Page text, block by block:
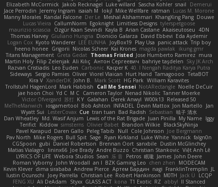
Elizabeth McCormick Jakob Recknagel Luke willard Sascha Kohler snail
Demerui
Jace Perrodin Jeremy Ingram isaiah M lokjl Mike Wellfare ratman Lucas M. Morone
Manny Morales Randal Falcone Der Le Meshal Alshammari KhangXing Pang Douwe
Lucas Vieira CallumNorm Egoknight Limitless Designs tylerspetgoose
maurizio sciascia
Özgür Kaan Sevindi Kayla B Arian Castane Akaiseutoseu 4DN
Thomas Harvey Giuliano Hungria Dionicio Galarza David Ebbevi Eda Aydemir
Logan Cox Kyoto Wanderer LEE EUNHA JoyBox19 Play Usa panic attack Trip boy
heeno honee Grigorii Nicolas Scheer Kai Krones magda pawlak
ikung gmr
Titans Management Greta Gedat Thomas Fristed Jose Humberto Ramirez mura
Martin Holy Filip Zelenjak Ali Kılıç Антон Сергеевич bahriye taşdelen Sky JK Arch
Razvan Cristiadis Leo Euden Carbonic Kacper K 40. I Nengah Raditya Karya Putra
Sideways Sergio Pamies Oliver Viorel Vlaican Hurt Hand Tamagoooo TetaBOT
Kira V XanderDK John B. Mark Scott HG Park William Karavites
Trollstuhl HagenLord Mark Habbish Call Me Sensei NotARectangle Noelle DeCuir
jae hoon Choi Yd C M C Cameron Taylor Nenad Nikolic Tanner Moerke
Victor Ofvergard 苏打 K Y Galahan Derek Anwyl W00k13 Released 50
MeTheManwich
iosgamertool Bob Ashton INFADEL Devin Mattox Jon Martello
Jan
Wyatt Sui
LesterCovax Cue tran tuan Bad Radish Sebastian 暁子 清水
Dan Wheatley Md. Wasif Anjum Lewis of the Rat Brigade Juan Pinilla My Name Iggy
Terifict Kiddow simsterns Olivier Babet Brandon Wilkie BlackSkyNinja
Pavel Karapud Daren Gallo Peleg Tabib Null Cole Johnson Joe Bergmann
Pav North Mike Rogers Bull Spit Sage Ryan Kirkland Luke White Yannick falgn0n
CGSpoon gubi Daniel Robertson Brennan Oort sanxbile Dustin McGlinchey
Matias Vialagro
lininx66 Joe Brady Andre Buzzo Christian Stankovic Việt Anh Lê
LYRICS OF LIFE Webora Studios Sean 乐 音 Petros 眠瓏 James John Deere
Roman Vyborny John Woodall an l BZK Gaming Leo chen zhen
MODECAM
Kevin Klever dima sirababa Andrew Pierce Артем Бардин nagi FranklinTremplin JL
Iustin Ocunschi
Joey Parrella Christian Lee Robert Hankinson M0TH Jack Ü
LCQP
FENG XU Ali DeAdam Styxx GLASS ACT kona T1 Exotic RZ abby! ll Stanced